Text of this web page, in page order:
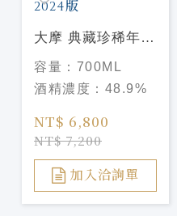
大摩 典藏珍稀年份
Dalmore Vintage
2009 2024版
容量： 700ML
酒精濃度： 48.9%
NT$ 6,800
NT$ 7,200
加入洽詢單